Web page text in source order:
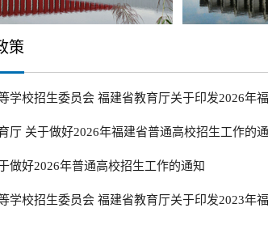
策
学校招生委员会 福建省教育厅关于印发2026年
厅 关于做好2026年福建省普通高校招生工作的
做好2026年普通高校招生工作的通知
学校招生委员会 福建省教育厅关于印发2023年